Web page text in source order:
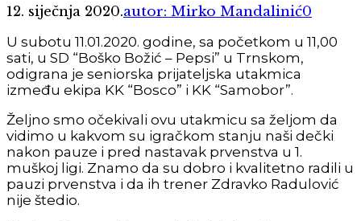
12. siječnja 2020.autor: Mirko Mandalinić0
U subotu 11.01.2020. godine, sa početkom u 11,00
sati, u SD “Boško Božić – Pepsi” u Trnskom,
odigrana je seniorska prijateljska utakmica
između ekipa KK “Bosco” i KK “Samobor”.
Željno smo očekivali ovu utakmicu sa željom da
vidimo u kakvom su igračkom stanju naši dečki
nakon pauze i pred nastavak prvenstva u 1.
muškoj ligi. Znamo da su dobro i kvalitetno radili u
pauzi prvenstva i da ih trener Zdravko Radulović
nije štedio.